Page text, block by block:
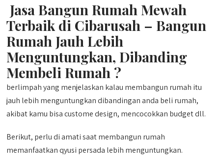
Jasa Bangun Rumah Mewah
Terbaik di Cibarusah – Bangun
Rumah Jauh Lebih
Menguntungkan, Dibanding
Membeli Rumah ?
berlimpah yang menjelaskan kalau membangun rumah itu
jauh lebih menguntungkan dibandingan anda beli rumah,
akibat kamu bisa custome design, mencocokkan budget dll.
Berikut, perlu di amati saat membangun rumah
memanfaatkan qyusi persada lebih menguntungkan.